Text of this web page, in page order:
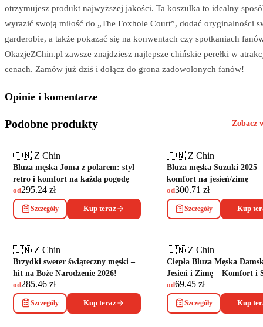
otrzymujesz produkt najwyższej jakości. Ta koszulka to idealny
wyrazić swoją miłość do „The Foxhole Court”, dodać oryginalności
garderobie, a także pokazać się na konwentach czy spotkaniach
OkazjeZChin.pl zawsze znajdziesz najlepsze chińskie perełki w
cenach. Zamów już dziś i dołącz do grona zadowolonych fanów!
Opinie i komentarze
Podobne produkty Zobacz
🇨🇳 Z Chin
Bluza męska Joma z polarem: styl
retro i komfort na każdą pogodę
od295.24 zł
Szczegóły Kup teraz
🇨🇳 Z Chin
Bluza męska Suzuki 2025
komfort na jesień/zimę
od300.71 zł
Szczegóły Kup
🇨🇳 Z Chin
Brzydki sweter świąteczny męski –
hit na Boże Narodzenie 2026!
od285.46 zł
Szczegóły Kup teraz
🇨🇳 Z Chin
Ciepła Bluza Męska
Jesień i Zimę – Komfort i
od69.45 zł
Szczegóły Kup